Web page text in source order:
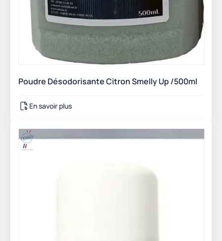
Poudre Désodorisante Citron Smelly Up /500ml
En savoir plus